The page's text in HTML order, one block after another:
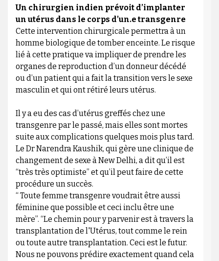
Un chirurgien indien prévoit d’implanter
un utérus dans le corps d’un.e transgenre
Cette intervention chirurgicale permettra à un
homme biologique de tomber enceinte. Le risque
lié à cette pratique va impliquer de prendre les
organes de reproduction d’un donneur décédé
ou d’un patient qui a fait la transition vers le sexe
masculin et qui ont rétiré leurs utérus.
Il y a eu des cas d’utérus greffés chez une
transgenre par le passé, mais elles sont mortes
suite aux complications quelques mois plus tard.
Le Dr Narendra Kaushik, qui gère une clinique de
changement de sexe à New Delhi, a dit qu’il est
“très très optimiste” et qu’il peut faire de cette
procédure un succès.
“ Toute femme transgenre voudrait être aussi
féminine que possible et ceci inclu être une
mère”. “Le chemin pour y parvenir est à travers la
transplantation de l'Utérus, tout comme le rein
ou toute autre transplantation. Ceci est le futur.
Nous ne pouvons prédire exactement quand cela